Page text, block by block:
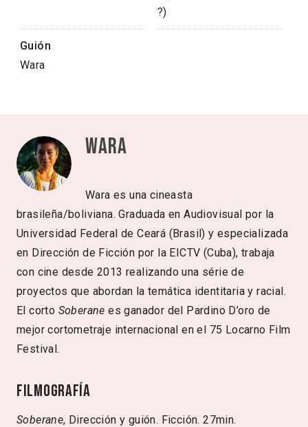
?)
Guión
Wara
Wara
Wara es una cineasta
brasileña/boliviana. Graduada en Audiovisual por la
Universidad Federal de Ceará (Brasil) y especializada
en Dirección de Ficción por la EICTV (Cuba), trabaja
con cine desde 2013 realizando una série de
proyectos que abordan la temática identitaria y racial.
El corto Soberanees ganador del Pardino D’oro de
mejor cortometraje internacional en el 75 Locarno Film
Festival.
Filmografía
Soberane, Dirección y guión. Ficción. 27min.